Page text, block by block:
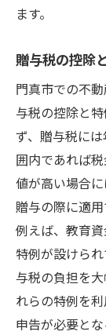
の法的手
相続
門真
法的
相続
法的
専門
市場動向
繋がる相
市場
地域
ます。
贈与税の控除
門真市での不
与税の控除と
ず、贈与税に
囲内であれば
値が高い場合
贈与の際に適
例えば、教育
特例が設けら
与税の負担を
れらの特例を
申告が必要と